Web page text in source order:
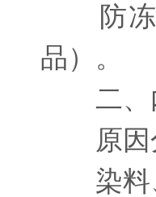
防冻预
品）。
二、
原因
染料、